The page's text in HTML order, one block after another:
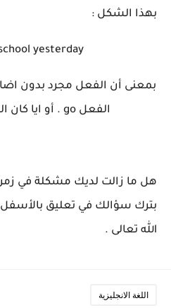
بهذا الشكل :
yesterday
الفعل go . أو ايا كان الفعل في الجملة .
هل ما زالت لديك مشكلة في
بترك سؤالك في تعليق بالأسفل
الله تعالى .
اللغة الانجليزية